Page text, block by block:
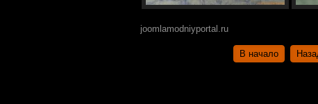
joomlamodniyportal.ru
В начало